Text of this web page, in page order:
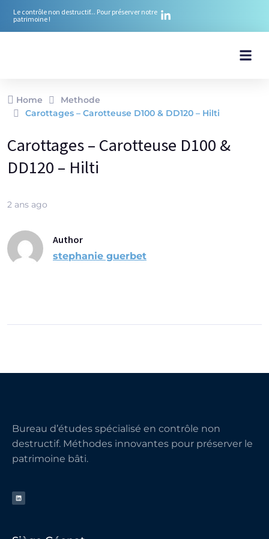
Le contrôle non destructif... Pour préserver notre
patrimoine !
Home
Methode
Carottages – Carotteuse D100 & DD120 – Hilti
Carottages – Carotteuse D100 &
DD120 – Hilti
2 ans ago
Author
stephanie guerbet
Bureau d’études spécialisé en contrôle non
destructif. Méthodes innovantes pour préserver le
patrimoine bâti.